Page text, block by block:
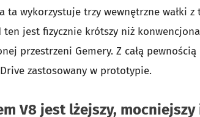
ta wykorzystuje trzy wewnętrzne wałki
ten jest fizycznie krótszy niż
przestrzeni Gemery. Z całą
zastosowany w prototypie.
V8 jest lżejszy,